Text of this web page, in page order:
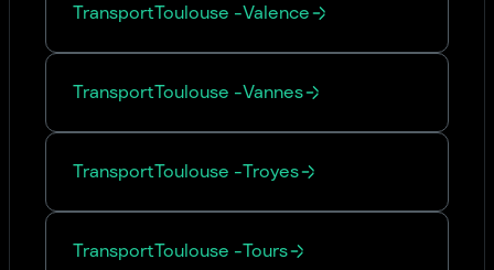
TransportToulouse -Valence
TransportToulouse -Vannes
TransportToulouse -Troyes
TransportToulouse -Tours